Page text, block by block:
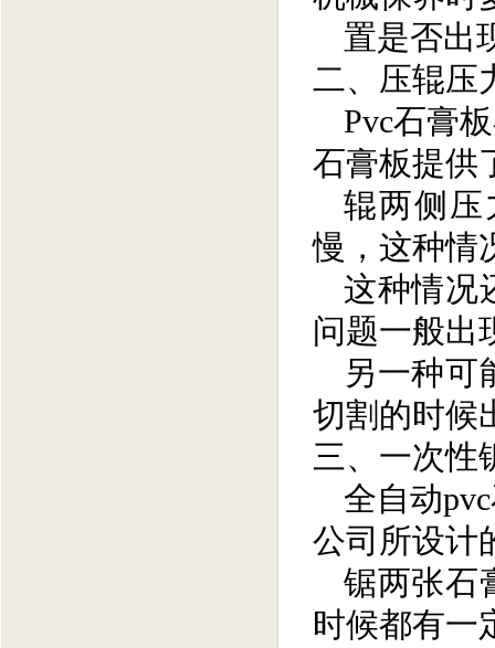
置是否出
二、 压辊压
Pvc石膏
石膏板提供
辊两侧压
慢，这种情
这种情况
问题一般出
另一种可
切割的时候
三、 一次性
全自动pvc
公司所设计
锯两张石
时候都有一